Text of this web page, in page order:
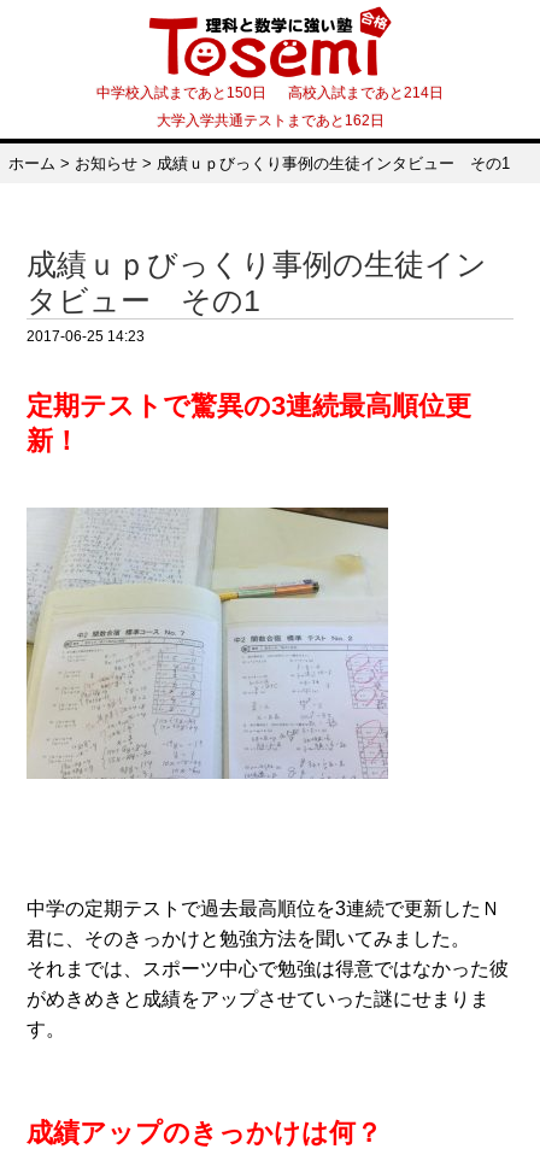
中学校入試まであと150日 高校入試まであと214日
大学入学共通テストまであと162日
ホーム > お知らせ> 成績ｕｐびっくり事例の生徒インタビュー その1
成績ｕｐびっくり事例の生徒イン
タビュー その1
2017-06-25 14:23
定期テストで驚異の3連続最高順位更
新！
中学の定期テストで過去最高順位を3連続で更新したＮ
君に、そのきっかけと勉強方法を聞いてみました。
それまでは、スポーツ中心で勉強は得意ではなかった彼
がめきめきと成績をアップさせていった謎にせまりま
す。
成績アップのきっかけは何？